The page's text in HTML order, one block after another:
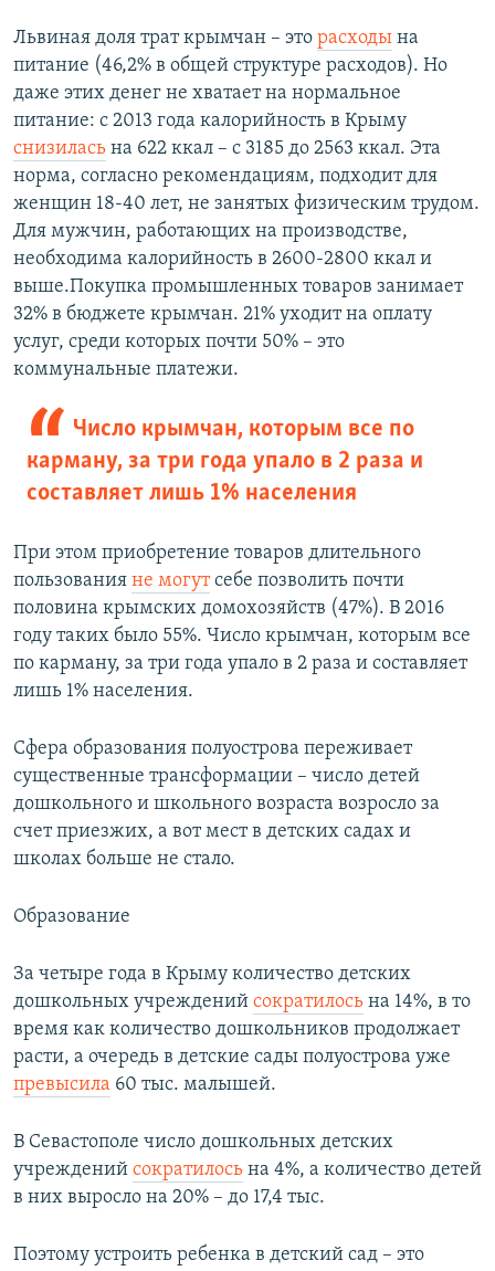
Львиная доля трат крымчан – это расходы на
питание (46,2% в общей структуре расходов). Но
даже этих денег не хватает на нормальное
питание: с 2013 года калорийность в Крыму
снизилась на 622 ккал – с 3185 до 2563 ккал. Эта
норма, согласно рекомендациям, подходит для
женщин 18-40 лет, не занятых физическим трудом.
Для мужчин, работающих на производстве,
необходима калорийность в 2600-2800 ккал и
выше.Покупка промышленных товаров занимает
32% в бюджете крымчан. 21% уходит на оплату
услуг, среди которых почти 50% – это
коммунальные платежи.
Число крымчан, которым все по
карману, за три года упало в 2 раза и
составляет лишь 1% населения
При этом приобретение товаров длительного
пользования не могутсебе позволить почти
половина крымских домохозяйств (47%). В 2016
году таких было 55%. Число крымчан, которым все
по карману, за три года упало в 2 раза и составляет
лишь 1% населения.
Сфера образования полуострова переживает
существенные трансформации – число детей
дошкольного и школьного возраста возросло за
счет приезжих, а вот мест в детских садах и
школах больше не стало.
Образование
За четыре года в Крыму количество детских
дошкольных учреждений сократилось на 14%, в то
время как количество дошкольников продолжает
расти, а очередь в детские сады полуострова уже
превысила 60 тыс. малышей.
В Севастополе число дошкольных детских
учреждений сократилось на 4%, а количество детей
в них выросло на 20% – до 17,4 тыс.
Поэтому устроить ребенка в детский сад – это